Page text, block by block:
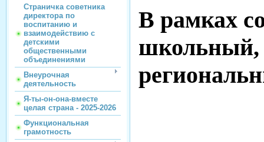
Страничка советника
директора по
воспитанию и
взаимодействию с
детскими
общественными
объединениями
Внеурочная
деятельность
Я-ты-он-она-вместе
целая страна - 2025-2026
Функциональная
грамотность
В рамках
школьный,